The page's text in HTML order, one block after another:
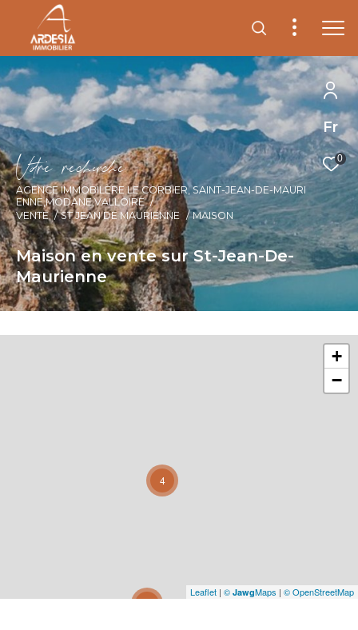
Fr
0
Vore recece
AGENCE IMMOBILÈRE LE CORBIER, SAINT-JEAN-DE-MAURI
ENNE,MODANE,VALLOIRE
VENTE
ST JEAN DE MAURIENNE MAISON
Maison en vente sur St-Jean-De-
Maurienne
4
31
+
−
Leaflet | © JawgMaps | © OpenStreetMap